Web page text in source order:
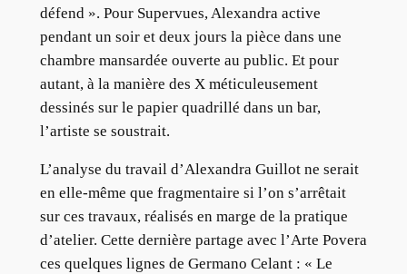
défend ». Pour Supervues, Alexandra active
pendant un soir et deux jours la pièce dans une
chambre mansardée ouverte au public. Et pour
autant, à la manière des X méticuleusement
dessinés sur le papier quadrillé dans un bar,
l’artiste se soustrait.
L’analyse du travail d’Alexandra Guillot ne serait
en elle-même que fragmentaire si l’on s’arrêtait
sur ces travaux, réalisés en marge de la pratique
d’atelier. Cette dernière partage avec l’Arte Povera
ces quelques lignes de Germano Celant : « Le